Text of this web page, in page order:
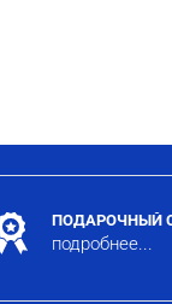
ПОДАРОЧНЫЙ
подробнее...